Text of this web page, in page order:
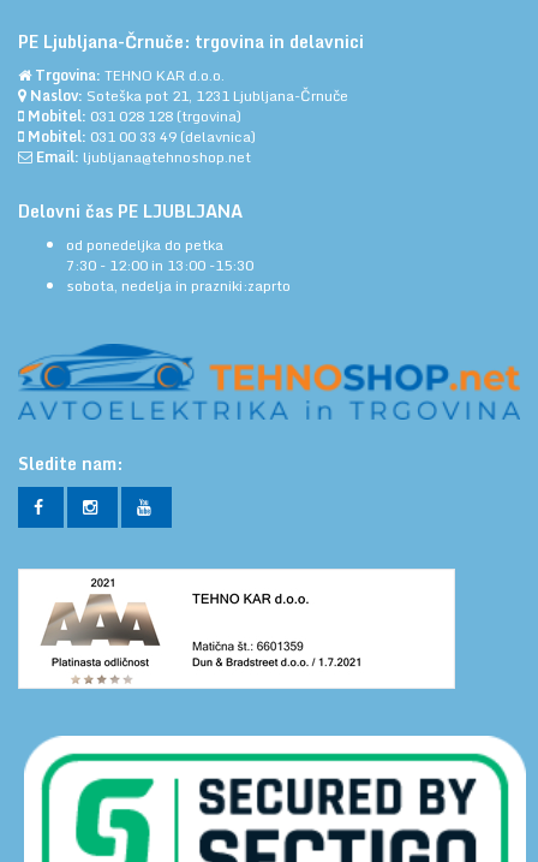
PE Ljubljana-Črnuče: trgovina in delavnici
Trgovina: TEHNO KAR d.o.o.
Naslov: Soteška pot 21, 1231 Ljubljana-Črnuče
Mobitel: 031 028 128 (trgovina)
Mobitel: 031 00 33 49 (delavnica)
Email: ljubljana@tehnoshop.net
Delovni čas PE LJUBLJANA
od ponedeljka do petka
7:30 - 12:00 in 13:00 -15:30
sobota, nedelja in prazniki:zaprto
Sledite nam: